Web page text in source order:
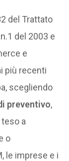
del Trattato
del 2003 e
e
più recenti
scegliendo
preventivo,
a
o
le imprese e i